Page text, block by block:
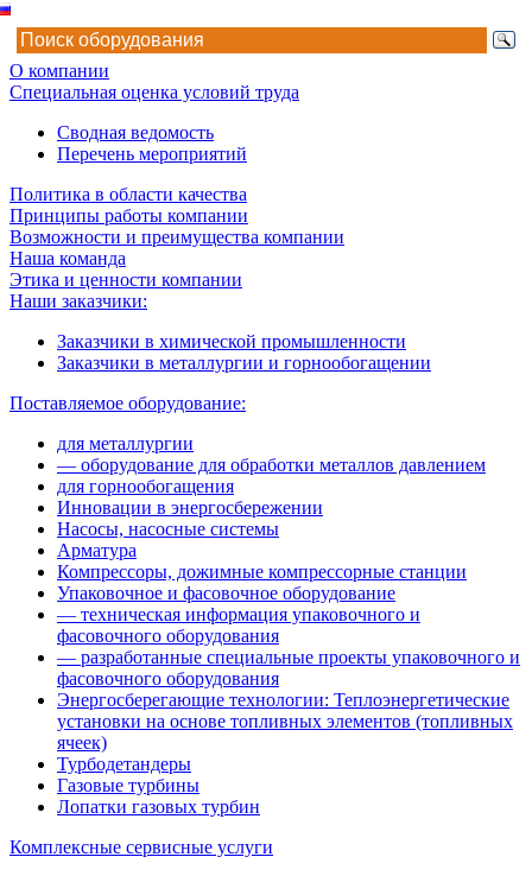
О компании
Специальная оценка условий труда
Сводная ведомость
Перечень мероприятий
Политика в области качества
Принципы работы компании
Возможности и преимущества компании
Наша команда
Этика и ценности компании
Наши заказчики:
Заказчики в химической промышленности
Заказчики в металлургии и горнообогащении
Поставляемое оборудование:
для металлургии
— оборудование для обработки металлов давлением
для горнообогащения
Инновации в энергосбережении
Насосы, насосные системы
Арматура
Компрессоры, дожимные компрессорные станции
Упаковочное и фасовочное оборудование
— техническая информация упаковочного и
фасовочного оборудования
— разработанные специальные проекты упаковочного и
фасовочного оборудования
Энергосберегающие технологии: Теплоэнергетические
установки на основе топливных элементов (топливных
ячеек)
Турбодетандеры
Газовые турбины
Лопатки газовых турбин
Комплексные сервисные услуги